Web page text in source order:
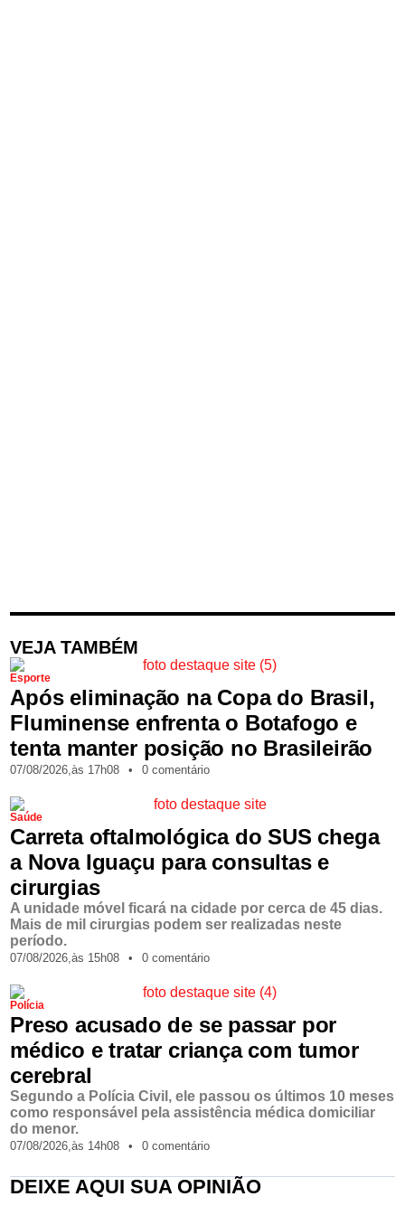
VEJA TAMBÉM
Esporte
Após eliminação na Copa do Brasil,
Fluminense enfrenta o Botafogo e
tenta manter posição no Brasileirão
07/08/2026,às 17h08 • 0 comentário
Saúde
Carreta oftalmológica do SUS chega
a Nova Iguaçu para consultas e
cirurgias
A unidade móvel ficará na cidade por cerca de 45 dias.
Mais de mil cirurgias podem ser realizadas neste
período.
07/08/2026,às 15h08 • 0 comentário
Polícia
Preso acusado de se passar por
médico e tratar criança com tumor
cerebral
Segundo a Polícia Civil, ele passou os últimos 10 meses
como responsável pela assistência médica domiciliar
do menor.
07/08/2026,às 14h08 • 0 comentário
DEIXE AQUI SUA OPINIÃO